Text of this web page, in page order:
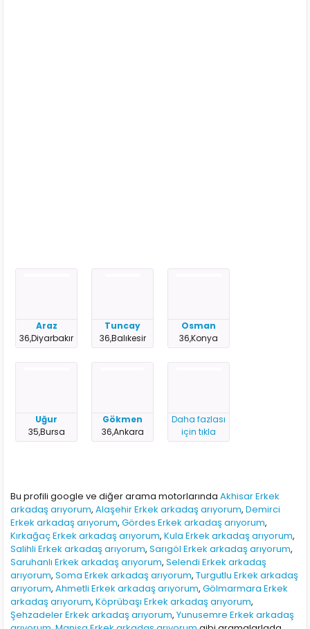
Araz
36,Diyarbakır
Tuncay
36,Balıkesir
Osman
36,Konya
Uğur
35,Bursa
Gökmen
36,Ankara
Daha fazlası
için tıkla
Bu profili google ve diğer arama motorlarındaAkhisar Erkek
arkadaş arıyorum,Alaşehir Erkek arkadaş arıyorum,Demirci
Erkek arkadaş arıyorum,Gördes Erkek arkadaş arıyorum,
Kırkağaç Erkek arkadaş arıyorum,Kula Erkek arkadaş arıyorum,
Salihli Erkek arkadaş arıyorum,Sarıgöl Erkek arkadaş arıyorum,
Saruhanlı Erkek arkadaş arıyorum,Selendi Erkek arkadaş
arıyorum,Soma Erkek arkadaş arıyorum,Turgutlu Erkek arkadaş
arıyorum,Ahmetli Erkek arkadaş arıyorum,Gölmarmara Erkek
arkadaş arıyorum,Köprübaşı Erkek arkadaş arıyorum,
Şehzadeler Erkek arkadaş arıyorum,Yunusemre Erkek arkadaş